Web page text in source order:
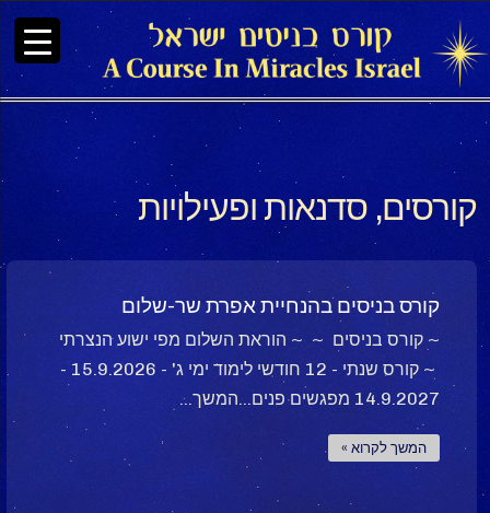
קורסים, סדנאות ופעילויות
קורס בניסים בהנחיית אפרת שר-שלום
~ קורס בניסים ~ ~ הוראת השלום מפי ישוע הנצרתי
~ קורס שנתי - 12 חודשי לימוד ימי ג' - 15.9.2026 -
14.9.2027 מפגשים פנים...המשך...
המשך לקרוא »